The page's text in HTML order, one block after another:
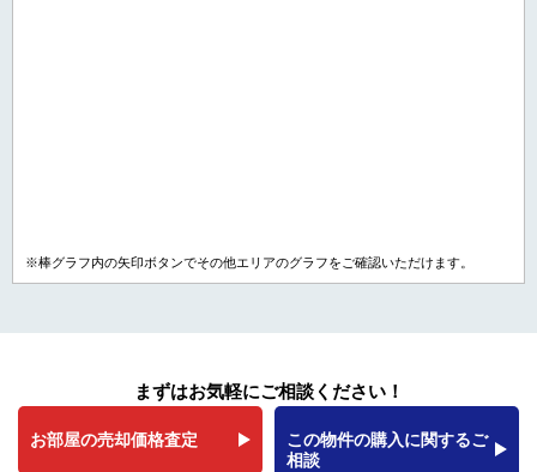
※棒グラフ内の矢印ボタンでその他エリアのグラフをご確認いただけます。
まずはお気軽にご相談ください！
お部屋の売却価格査定
この物件の購入に関するご
相談